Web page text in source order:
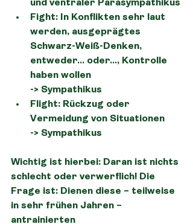
und ventraler Parasympathikus
Fight: In Konflikten sehr laut
werden, ausgeprägtes
Schwarz-Weiß-Denken,
entweder… oder…, Kontrolle
haben wollen
-> Sympathikus
Flight: Rückzug oder
Vermeidung von Situationen
-> Sympathikus
Wichtig ist hierbei: Daran ist nichts
schlecht oder verwerflich! Die
Frage ist: Dienen diese – teilweise
in sehr frühen Jahren –
antrainierten